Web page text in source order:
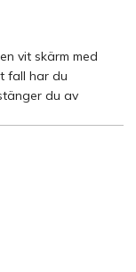
vit skärm med
fall har du
du av